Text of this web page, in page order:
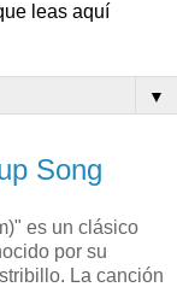
leas aquí
▼
Song
es un clásico
por su
La canción